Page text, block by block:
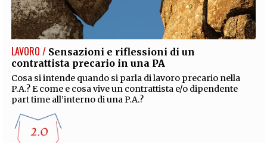
CODICI RUBRICHE PUBBLICITÀ CONTATTI
SOCIAL MEDIA
LAVORO / Sensazioni e riflessioni di un
contrattista precario in una PA
Cosa si intende quando si parla di lavoro precario nella
P.A.? E come e cosa vive un contrattista e/o dipendente
part time all’interno di una P.A.?